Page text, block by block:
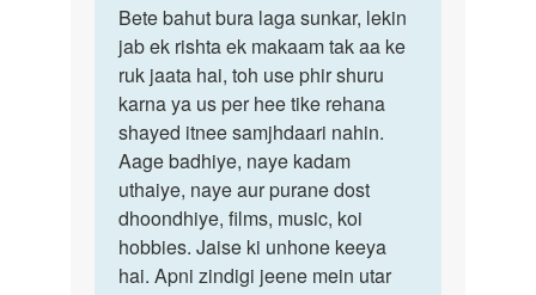
to
Meri
gf
4
sal
se
mere
sath…
by
Ashish
Bete
bahut
bura
laga
sunkar,
…
Bete bahut bura laga sunkar, lekin
jab ek rishta ek makaam tak aa ke
ruk jaata hai, toh use phir shuru
karna ya us per hee tike rehana
shayed itnee samjhdaari nahin.
Aage badhiye, naye kadam
uthaiye, naye aur purane dost
dhoondhiye, films, music, koi
hobbies. Jaise ki unhone keeya
hai. Apni zindigi jeene mein utar